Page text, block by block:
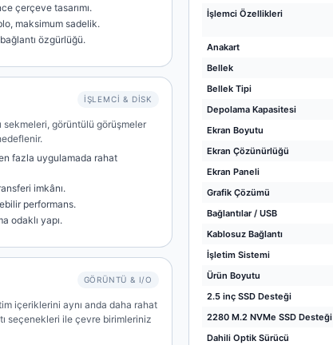
çerçeve tasarımı.
maksimum sadelik.
özgürlüğü.
İŞLEMCI & DISK
sekmeleri, görüntülü görüşmeler
fazla uygulamada rahat
imkânı.
performans.
odaklı yapı.
GÖRÜNTÜ & I/O
içeriklerini aynı anda daha rahat
seçenekleri ile çevre birimleriniz
İşlemci Özellikleri
Anakart
Bellek
Bellek Tipi
Depolama Kapasitesi
Ekran Boyutu
Ekran Çözünürlüğü
Ekran Paneli
Grafik Çözümü
Bağlantılar / USB
Kablosuz Bağlantı
İşletim Sistemi
Ürün Boyutu
2.5 inç SSD Desteği
2280 M.2 NVMe SSD Desteği
Dahili Optik Sürücü